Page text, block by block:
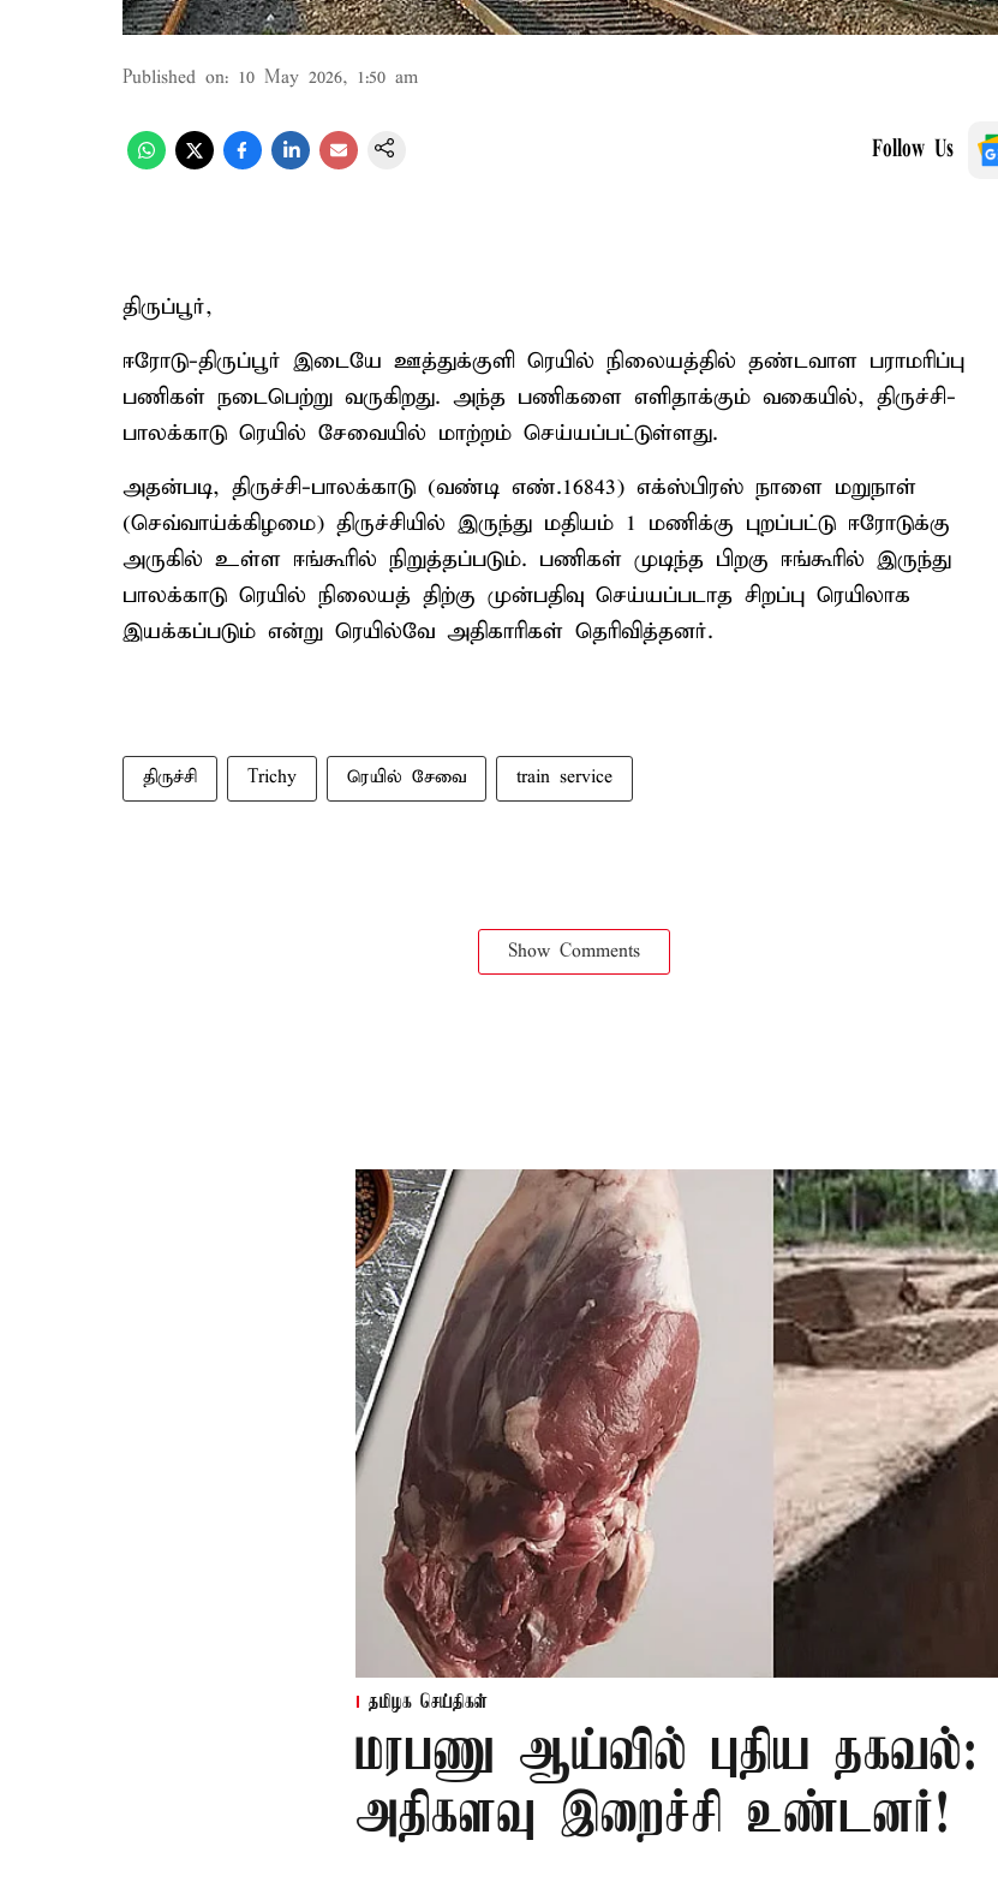
Published on: 10 May 2026, 1:50 am
Follow Us
திருப்பூர்,
ஈரோடு-திருப்பூர் இடையே ஊத்துக்குளி ரெயில் நிலையத்தில் தண்டவாள பராமரிப்பு
பணிகள் நடைபெற்று வருகிறது. அந்த பணிகளை எளிதாக்கும் வகையில், திருச்சி-
பாலக்காடு ரெயில் சேவையில் மாற்றம் செய்யப்பட்டுள்ளது.
அதன்படி, திருச்சி-பாலக்காடு (வண்டி எண்.16843) எக்ஸ்பிரஸ் நாளை மறுநாள்
(செவ்வாய்க்கிழமை) திருச்சியில் இருந்து மதியம் 1 மணிக்கு புறப்பட்டு ஈரோடுக்கு
அருகில் உள்ள ஈங்கூரில் நிறுத்தப்படும். பணிகள் முடிந்த பிறகு ஈங்கூரில் இருந்து
பாலக்காடு ரெயில் நிலையத் திற்கு முன்பதிவு செய்யப்படாத சிறப்பு ரெயிலாக
இயக்கப்படும் என்று ரெயில்வே அதிகாரிகள் தெரிவித்தனர்.
திருச்சி Trichy ரெயில் சேவை train service
Show Comments
தமிழக செய்திகள்
மரபணு ஆய்வில் புதிய தகவல்:
அதிகளவு இறைச்சி உண்டனர்!